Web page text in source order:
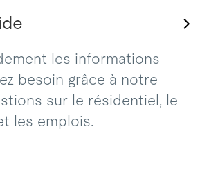
les informations
besoin grâce à notre
sur le résidentiel, le
les emplois.